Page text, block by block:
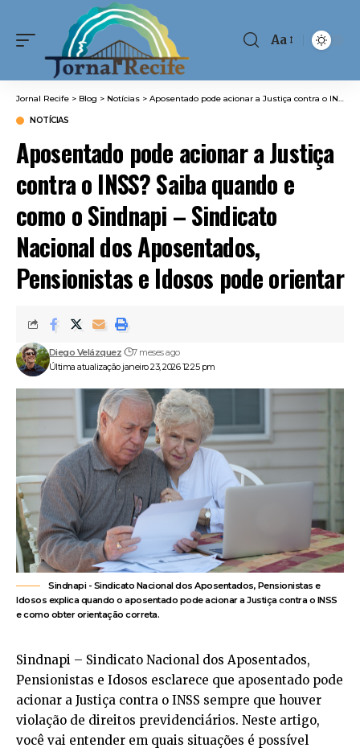
Font
Aa
Jornal Recife > Blog > Notícias > Aposentado pode acionar a Justiça contra o INSS? Saiba quando e como o Sindnapi – Sindicato Nacional dos Aposentados, Pensionistas e Idosos pode orientar
NOTÍCIAS
Aposentado pode acionar a Justiça
contra o INSS? Saiba quando e
como o Sindnapi – Sindicato
Nacional dos Aposentados,
Pensionistas e Idosos pode orientar
Última atualização janeiro 23, 2026 12:25 pm
Diego Velázquez 7 meses ago
Sindnapi - Sindicato Nacional dos Aposentados, Pensionistas e
Idosos explica quando o aposentado pode acionar a Justiça contra o INSS
e como obter orientação correta.
Sindnapi – Sindicato Nacional dos Aposentados,
Pensionistas e Idosos esclarece que aposentado pode
acionar a Justiça contra o INSS sempre que houver
violação de direitos previdenciários. Neste artigo,
você vai entender em quais situações é possível